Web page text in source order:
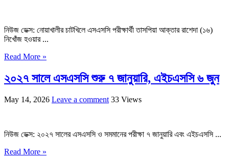
নিউজ ডেক্স: নোয়াখালীর চাটখিলে এসএসসি পরীক্ষার্থী তাসপিয়া আক্তার রাশেদা (১৬)
নিখোঁজ হওয়ার ...
Read More »
২০২৭ সালে এসএসসি শুরু ৭ জানুয়ারি, এইচএসসি ৬ জুন
May 14, 2026 Leave a comment 33 Views
নিউজ ডেক্স: ২০২৭ সালের এসএসসি ও সমমানের পরীক্ষা ৭ জানুয়ারি এবং এইচএসসি ...
Read More »